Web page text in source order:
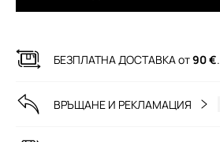
БЕЗПЛАТНА ДОСТАВКА от90 €.
ВРЪЩАНЕ И РЕКЛАМАЦИЯ